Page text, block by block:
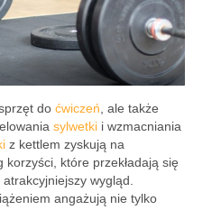
do ćwiczeń , ale także
sylwetki i wzmacniania
z kettlem zyskują na
które przekładają się
wygląd.
angażują nie tylko